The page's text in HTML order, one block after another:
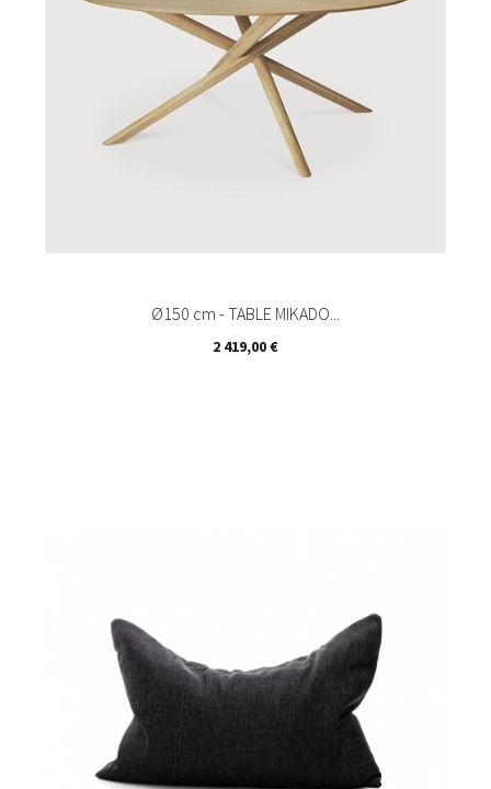
Ø150 cm - TABLE MIKADO...
Prix
2 419,00 €